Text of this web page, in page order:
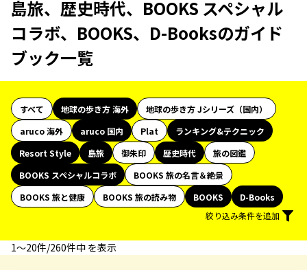
島旅、歴史時代、BOOKS スペシャル
コラボ、BOOKS、D-Booksのガイド
ブック一覧
すべて 地球の歩き方 海外
地球の歩き方 Jシリーズ（国内）
aruco 海外
aruco 国内 Plat
ランキング&テクニック
Resort Style
島旅 御朱印 歴史時代
旅の図鑑
BOOKS スペシャルコラボ
BOOKS 旅の名言＆絶景
BOOKS 旅と健康
BOOKS 旅の読み物 BOOKS
D-Books
絞り込み条件を追加
1〜20件/260件中 を表示